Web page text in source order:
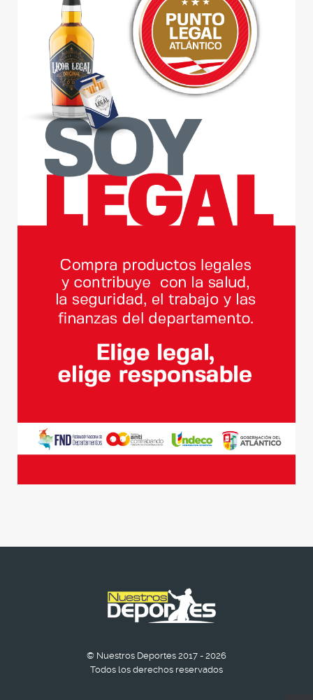
© Nuestros Deportes 2017 - 2026
Todos los derechos reservados